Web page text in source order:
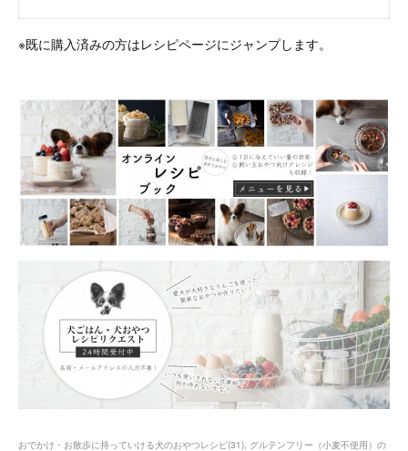
※既に購入済みの方はレシピページにジャンプします。
おでかけ・お散歩に持っていける犬のおやつレシピ(31) グルテンフリー（小麦不使用）の